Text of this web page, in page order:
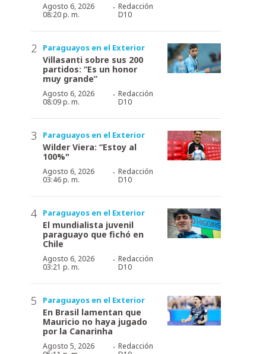
Agosto 6, 2026
08:20 p. m.
· Redacción
D10
Paraguayos en el Exterior
Villasanti sobre sus 200
partidos: “Es un honor
muy grande”
Agosto 6, 2026
08:09 p. m.
· Redacción
D10
Paraguayos en el Exterior
Wilder Viera: “Estoy al
100%"
Agosto 6, 2026
03:46 p. m.
· Redacción
D10
Paraguayos en el Exterior
El mundialista juvenil
paraguayo que fichó en
Chile
Agosto 6, 2026
03:21 p. m.
· Redacción
D10
Paraguayos en el Exterior
En Brasil lamentan que
Mauricio no haya jugado
por la Canarinha
Agosto 5, 2026
· Redacción